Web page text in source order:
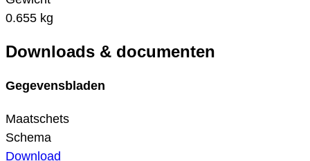
0.655 kg
Downloads & documenten
Gegevensbladen
Maatschets
Schema
Download